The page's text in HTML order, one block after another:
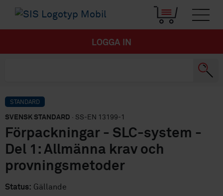
LOGGA IN
STANDARD
SVENSK STANDARD · SS-EN 13199-1
Förpackningar - SLC-system -
Del 1: Allmänna krav och
provningsmetoder
Status: Gällande